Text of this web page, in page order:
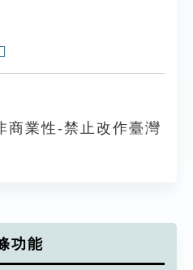
商業性-禁止改作臺灣
功能